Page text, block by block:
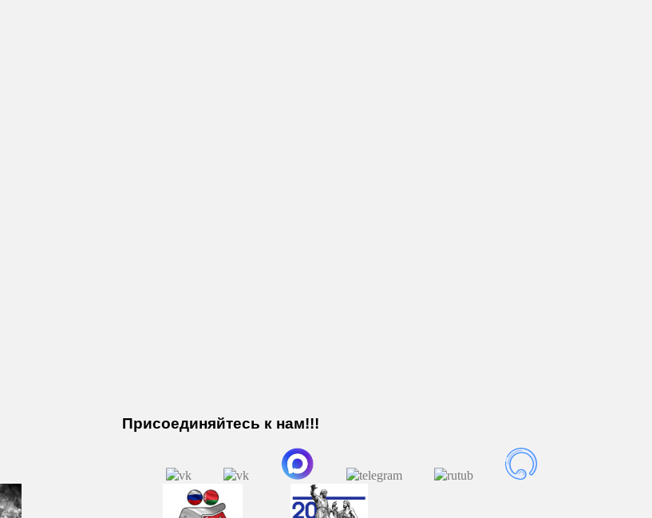
Присоединяйтесь к нам!!!